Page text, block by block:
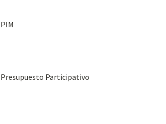
PIM
Presupuesto Participativo